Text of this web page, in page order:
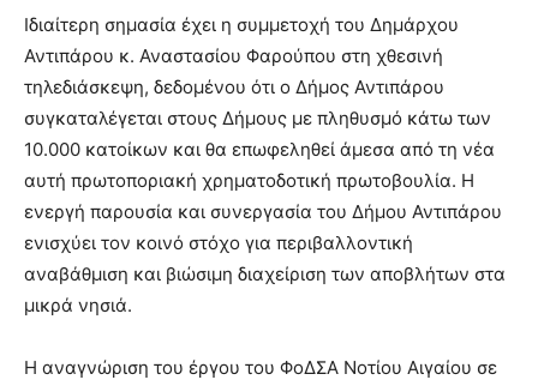
Ιδιαίτερη σημασία έχει η συμμετοχή του Δημάρχου
Αντιπάρου κ. Αναστασίου Φαρούπου στη χθεσινή
τηλεδιάσκεψη, δεδομένου ότι ο Δήμος Αντιπάρου
συγκαταλέγεται στους Δήμους με πληθυσμό κάτω των
10.000 κατοίκων και θα επωφεληθεί άμεσα από τη νέα
αυτή πρωτοποριακή χρηματοδοτική πρωτοβουλία. Η
ενεργή παρουσία και συνεργασία του Δήμου Αντιπάρου
ενισχύει τον κοινό στόχο για περιβαλλοντική
αναβάθμιση και βιώσιμη διαχείριση των αποβλήτων στα
μικρά νησιά.
Η αναγνώριση του έργου του ΦοΔΣΑ Νοτίου Αιγαίου σε